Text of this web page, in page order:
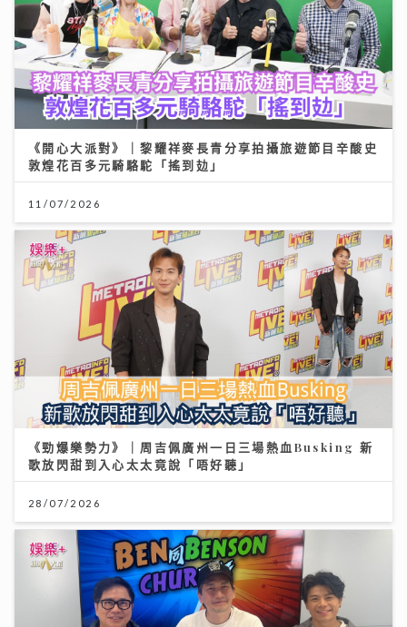
《開心大派對》｜黎耀祥麥長青分享拍攝旅遊節目辛酸史
敦煌花百多元騎駱駝「搖到攰」
11/07/2026
《勁爆樂勢力》｜周吉佩廣州一日三場熱血Busking 新
歌放閃甜到入心太太竟說「唔好聽」
28/07/2026